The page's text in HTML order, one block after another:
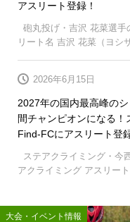
アスリート登録！
砲丸投げ・吉沢 花菜選手
リート名 吉沢 花菜（ヨ
2027年の国内最高峰の
間チャンピオンになる
Find-FCにアスリート登
2026年6月15日
ステアクライミング・今
アクライミング アスリー
大会・イベント情報